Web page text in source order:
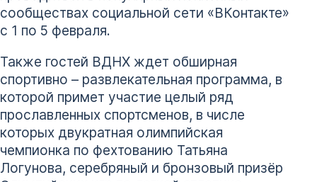
сообществах социальной сети «ВКонтакте»
с 1 по 5 февраля.
Также гостей ВДНХ ждет обширная
спортивно – развлекательная программа, в
которой примет участие целый ряд
прославленных спортсменов, в числе
которых двукратная олимпийская
чемпионка по фехтованию Татьяна
Логунова, серебряный и бронзовый призёр